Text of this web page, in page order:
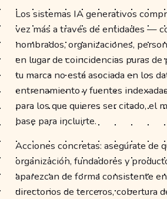
Los sistemas IA generativos
vez más a través de entidades —
nombrados, organizaciones,
en lugar de coincidencias puras de
tu marca no está asociada en los
entrenamiento y fuentes
para los que quieres ser citado, el
base para incluirte.
Acciones concretas: asegúrate de
organización, fundadores y
aparezcan de forma consistente
directorios de terceros, cobertura